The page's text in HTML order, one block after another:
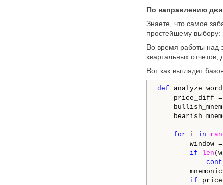
По направлению
Знаете, что самое
простейшему выбору:
Во время работы над
квартальных
Вот как выглядит
def
price_diff =
for i in
window =
if
len
mnemonic =
if